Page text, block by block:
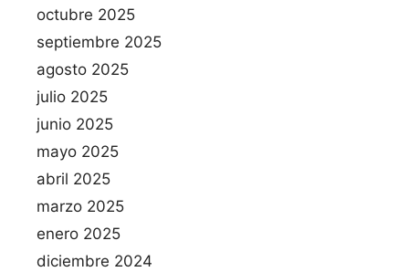
octubre 2025
septiembre 2025
agosto 2025
julio 2025
junio 2025
mayo 2025
abril 2025
marzo 2025
enero 2025
diciembre 2024